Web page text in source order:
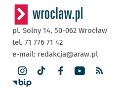
pl. Solny 14, 50-062 Wrocław
tel. 71 776 71 42
e-mail: redakcja@araw.pl